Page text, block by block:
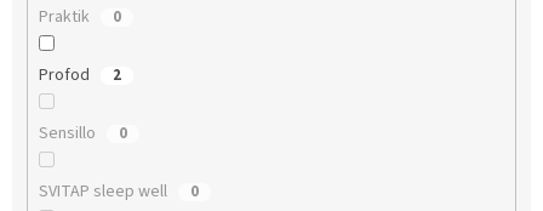
Praktik 0
Profod 2
Sensillo 0
SVITAP sleep well 0